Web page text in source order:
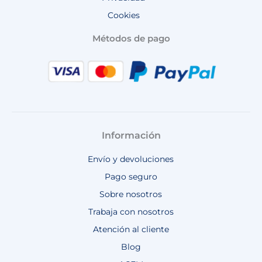
Cookies
Métodos de pago
Información
Envío y devoluciones
Pago seguro
Sobre nosotros
Trabaja con nosotros
Atención al cliente
Blog